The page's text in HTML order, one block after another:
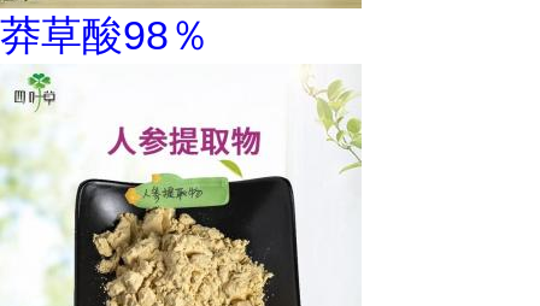
莽草酸98％